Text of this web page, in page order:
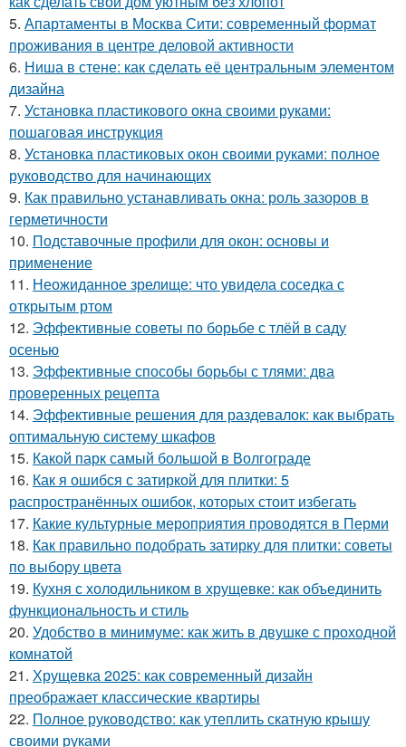
5. Апартаменты в Москва Сити: современный формат
проживания в центре деловой активности
6. Ниша в стене: как сделать её центральным элементом
дизайна
7. Установка пластикового окна своими руками:
пошаговая инструкция
8. Установка пластиковых окон своими руками: полное
руководство для начинающих
9. Как правильно устанавливать окна: роль зазоров в
герметичности
10. Подставочные профили для окон: основы и
применение
11. Неожиданное зрелище: что увидела соседка с
открытым ртом
12. Эффективные советы по борьбе с тлёй в саду
осенью
13. Эффективные способы борьбы с тлями: два
проверенных рецепта
14. Эффективные решения для раздевалок: как выбрать
оптимальную систему шкафов
15. Какой парк самый большой в Волгограде
16. Как я ошибся с затиркой для плитки: 5
распространённых ошибок, которых стоит избегать
17. Какие культурные мероприятия проводятся в Перми
18. Как правильно подобрать затирку для плитки: советы
по выбору цвета
19. Кухня с холодильником в хрущевке: как объединить
функциональность и стиль
20. Удобство в минимуме: как жить в двушке с проходной
комнатой
21. Хрущевка 2025: как современный дизайн
преображает классические квартиры
22. Полное руководство: как утеплить скатную крышу
своими руками